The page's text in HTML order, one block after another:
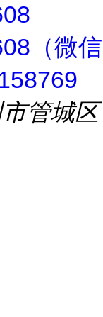
（微信
管城区